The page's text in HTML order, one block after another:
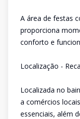
A área de festas
proporciona
conforto e
Localização -
Localizada no
a comércios
essenciais, além